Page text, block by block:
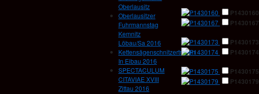
Oberlausitz
Oberlausitzer
Fuhrmannstag
Kemnitz
Löbau/Sa 2016
Kettensägenschnitzertreffen
In Eibau 2016
SPECTACULUM
CITAVIAE XVIII
Zittau 2016
P1430160
P1430167
P1430173
P1430174
P1430175
P1430179